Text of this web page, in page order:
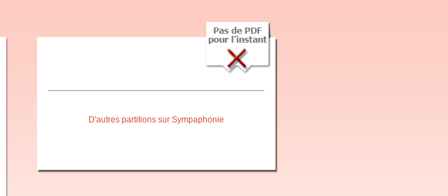
D'autres partitions sur Sympaphonie